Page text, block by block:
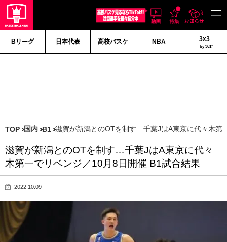
Bリーグ 日本代表 高校バスケ NBA 3x3
by 361°
TOP 国内 B1 滋賀が新潟とのOTを制す…千葉JはA東京に代々木第
滋賀が新潟とのOTを制す…千葉JはA東京に代々
木第一でリベンジ／10月8日開催 B1試合結果
2022.10.09